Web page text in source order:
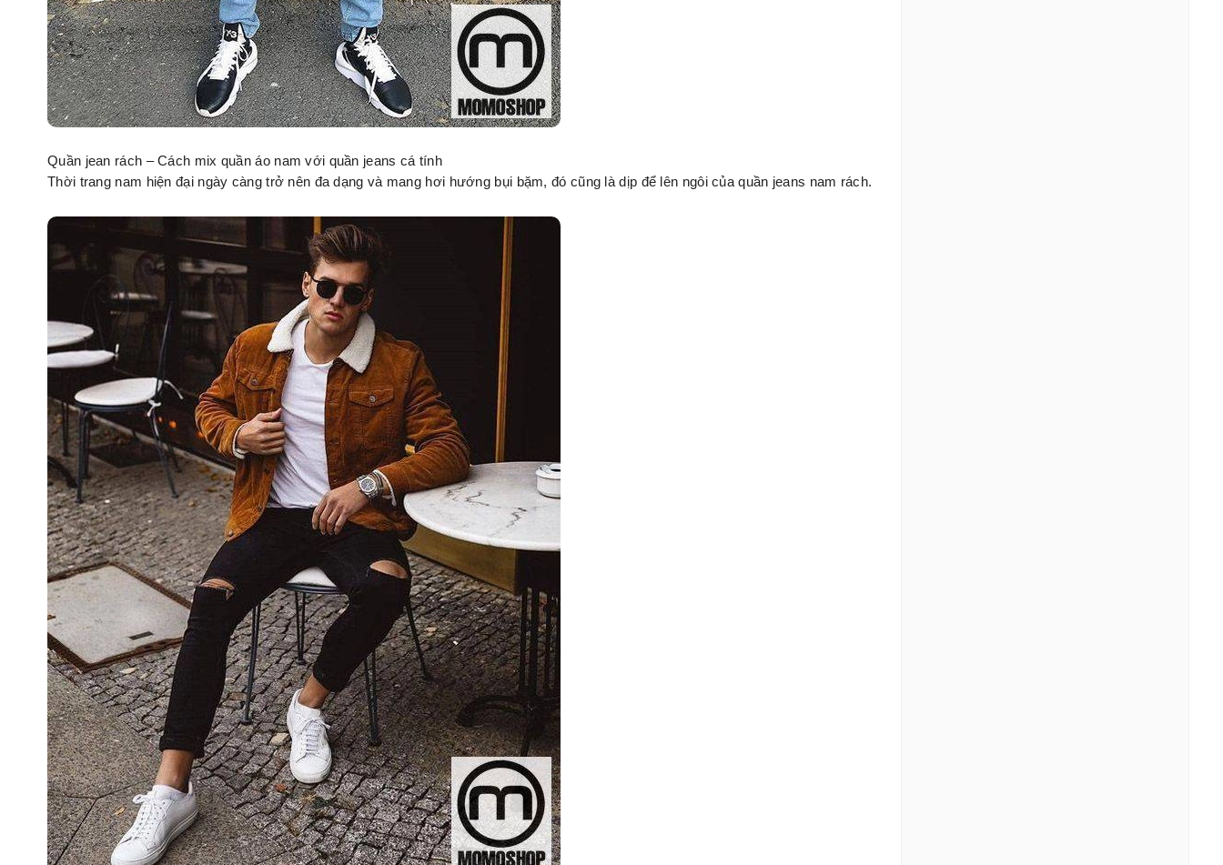
Quần jean rách – Cách mix quần áo nam với quần jeans cá tính
Thời trang nam hiện đại ngày càng trở nên đa dạng và mang hơi hướng bụi bặm, đó cũng là dịp để lên ngôi của quần jeans nam rách.